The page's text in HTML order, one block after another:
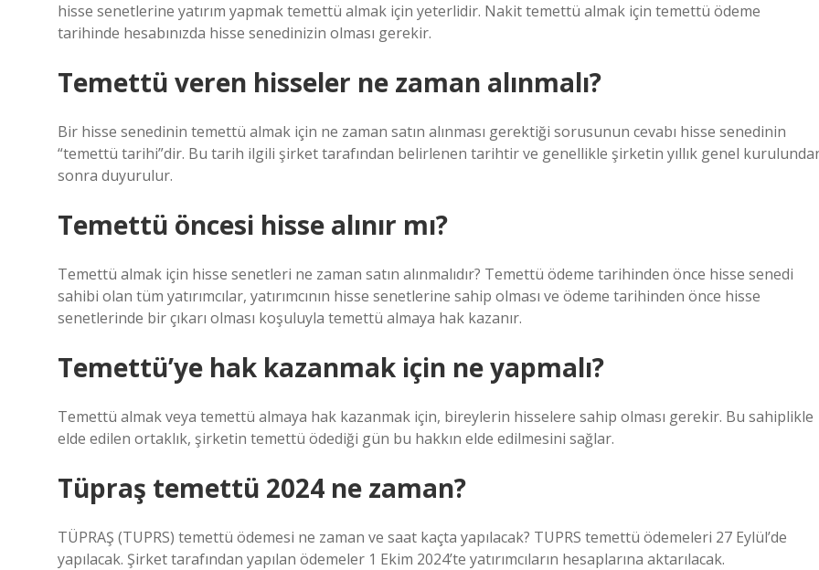
hisse senetlerine yatırım yapmak temettü almak için yeterlidir. Nakit temettü almak için temettü ödeme
tarihinde hesabınızda hisse senedinizin olması gerekir.
Temettü veren hisseler ne zaman alınmalı?
Bir hisse senedinin temettü almak için ne zaman satın alınması gerektiği sorusunun cevabı hisse senedinin
“temettü tarihi”dir. Bu tarih ilgili şirket tarafından belirlenen tarihtir ve genellikle şirketin yıllık genel
sonra duyurulur.
Temettü öncesi hisse alınır mı?
Temettü almak için hisse senetleri ne zaman satın alınmalıdır? Temettü ödeme tarihinden önce hisse senedi
sahibi olan tüm yatırımcılar, yatırımcının hisse senetlerine sahip olması ve ödeme tarihinden önce hisse
senetlerinde bir çıkarı olması koşuluyla temettü almaya hak kazanır.
Temettü’ye hak kazanmak için ne yapmalı?
Temettü almak veya temettü almaya hak kazanmak için, bireylerin hisselere sahip olması gerekir. Bu sahiplikle
elde edilen ortaklık, şirketin temettü ödediği gün bu hakkın elde edilmesini sağlar.
Tüpraş temettü 2024 ne zaman?
TÜPRAŞ (TUPRS) temettü ödemesi ne zaman ve saat kaçta yapılacak? TUPRS temettü ödemeleri 27 Eylül’de
yapılacak. Şirket tarafından yapılan ödemeler 1 Ekim 2024’te yatırımcıların hesaplarına aktarılacak.